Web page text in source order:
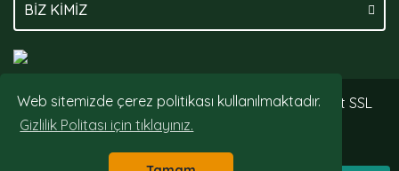
Web sitemizde çerez politikası kullanılmaktadır.
Gizlilik Politası için tıklayınız.
BİZ KİMİZ
© Tüm hakları saklıdır. Kredi kartı bilgileriniz 256bit SSL
sertifikası ile korunmaktadır.